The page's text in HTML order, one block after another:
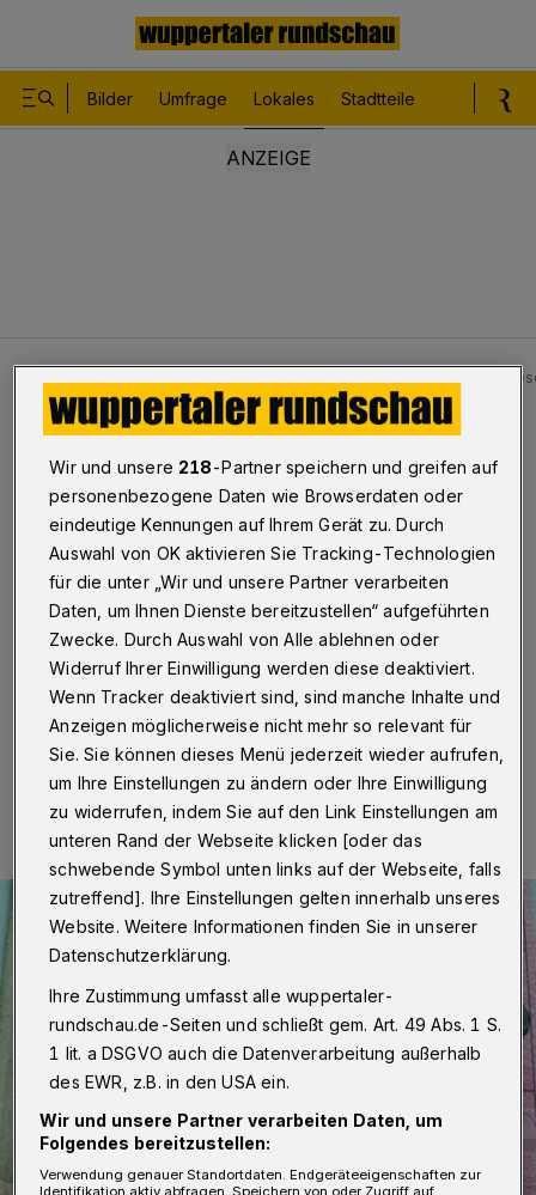
Bilder Umfrage Lokales Stadtteile
Wuppertaler Führerscheinstelle am Montag
Führerscheinstelle am Montag
geschlossen
Wuppertal · Die Wuppertaler Führerscheinstelle wird
wegen einer EDV-Systemumstellung erneut
geschlossen – diesmal am Montag (31. Oktober 2022)
vor dem Feiertag.
27.10.2022 , 07:00 Uhr Eine Minute Lesezeit
Wir und unsere 218-Partner speichern und greifen auf
personenbezogene Daten wie Browserdaten oder
eindeutige Kennungen auf Ihrem Gerät zu. Durch
Auswahl von OK aktivieren Sie Tracking-Technologien
für die unter „Wir und unsere Partner verarbeiten
Daten, um Ihnen Dienste bereitzustellen“ aufgeführten
Zwecke. Durch Auswahl von Alle ablehnen oder
Widerruf Ihrer Einwilligung werden diese deaktiviert.
Wenn Tracker deaktiviert sind, sind manche Inhalte und
Anzeigen möglicherweise nicht mehr so relevant für
Sie. Sie können dieses Menü jederzeit wieder aufrufen,
um Ihre Einstellungen zu ändern oder Ihre Einwilligung
zu widerrufen, indem Sie auf den Link Einstellungen am
unteren Rand der Webseite klicken [oder das
schwebende Symbol unten links auf der Webseite, falls
zutreffend]. Ihre Einstellungen gelten innerhalb unseres
Website. Weitere Informationen finden Sie in unserer
Datenschutzerklärung.
Ihre Zustimmung umfasst alle wuppertaler-
rundschau.de-Seiten und schließt gem. Art. 49 Abs. 1 S.
1 lit. a DSGVO auch die Datenverarbeitung außerhalb
des EWR, z.B. in den USA ein.
Wir und unsere Partner verarbeiten Daten, um
Folgendes bereitzustellen:
Verwendung genauer Standortdaten. Endgeräteeigenschaften zur
Identifikation aktiv abfragen. Speichern von oder Zugriff auf